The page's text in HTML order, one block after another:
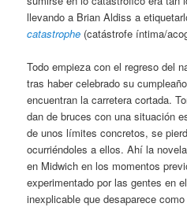
llevando a Brian Aldiss a
catastrophe (catástrofe íntima/
Todo empieza con el regreso del
tras haber celebrado su
encuentran la carretera cortada.
dan de bruces con una situación
de unos límites concretos, se
ocurriéndoles a ellos. Ahí la
en Midwich en los momentos
experimentado por las gentes en
inexplicable que desaparece